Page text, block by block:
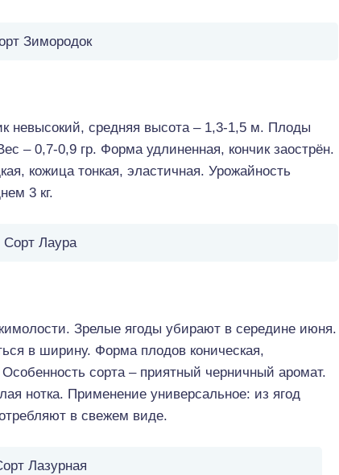
Зимородок
невысокий, средняя высота – 1,3-1,5 м. Плоды
– 0,7-0,9 гр. Форма удлиненная, кончик заострён.
кожица тонкая, эластичная. Урожайность
3 кг.
Сорт Лаура
Зрелые ягоды убирают в середине июня.
в ширину. Форма плодов коническая,
Особенность сорта – приятный черничный аромат.
нотка. Применение универсальное: из ягод
в свежем виде.
Лазурная